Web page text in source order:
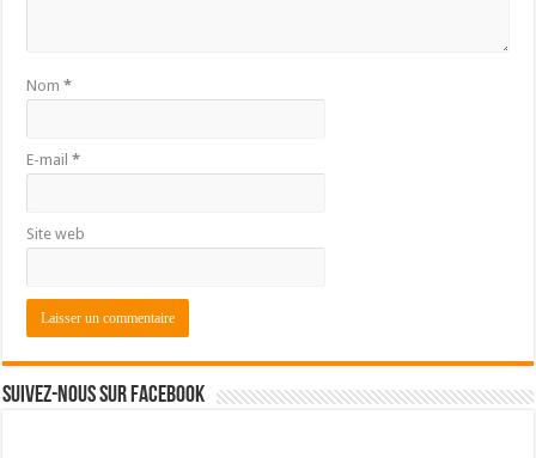
Nom*
E-mail*
Site web
Suivez-nous sur Facebook